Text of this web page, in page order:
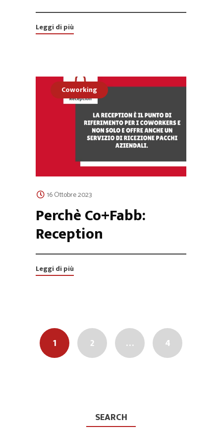
Leggi di più
Coworking
16 Ottobre 2023
Perchè Co+Fabb:
Reception
Leggi di più
Posts
navigation
1 2 … 4
SEARCH